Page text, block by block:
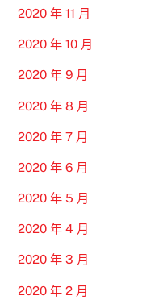
2020 年 11 月
2020 年 10 月
2020 年 9 月
2020 年 8 月
2020 年 7 月
2020 年 6 月
2020 年 5 月
2020 年 4 月
2020 年 3 月
2020 年 2 月